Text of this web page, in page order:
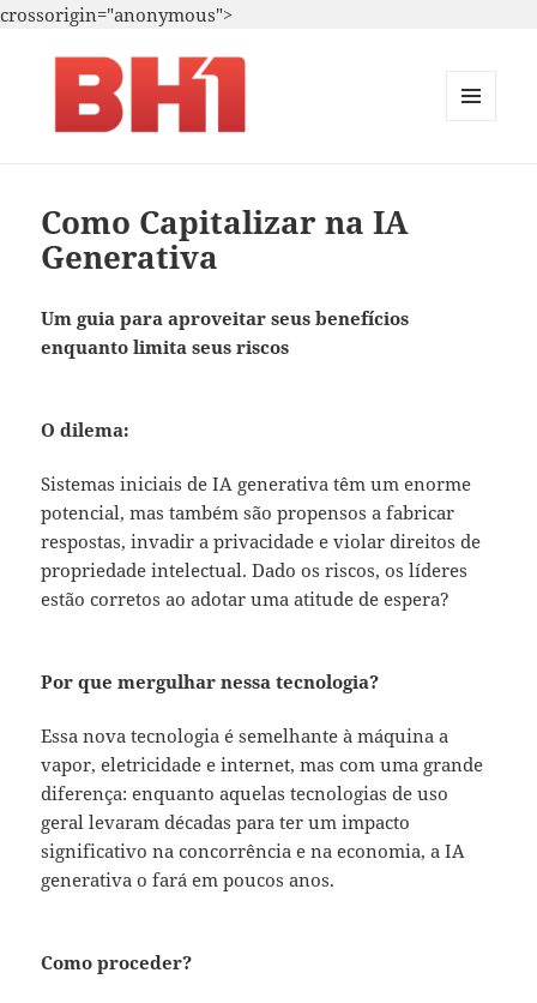
crossorigin="anonymous">
Como Capitalizar na IA
Generativa
Um guia para aproveitar seus benefícios
enquanto limita seus riscos
O dilema:
Sistemas iniciais de IA generativa têm um enorme
potencial, mas também são propensos a fabricar
respostas, invadir a privacidade e violar direitos de
propriedade intelectual. Dado os riscos, os líderes
estão corretos ao adotar uma atitude de espera?
Por que mergulhar nessa tecnologia?
Essa nova tecnologia é semelhante à máquina a
vapor, eletricidade e internet, mas com uma grande
diferença: enquanto aquelas tecnologias de uso
geral levaram décadas para ter um impacto
significativo na concorrência e na economia, a IA
generativa o fará em poucos anos.
Como proceder?